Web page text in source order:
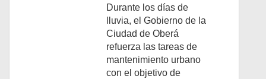
Durante los días de
lluvia, el Gobierno de la
Ciudad de Oberá
refuerza las tareas de
mantenimiento urbano
con el objetivo de